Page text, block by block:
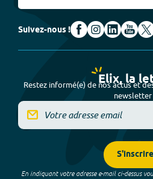
Suivez-nous !
Elix, la
Restez informé(e) de nos actus et
newsletter
S'inscrire
En indiquant votre adresse e-mail ci-dessus